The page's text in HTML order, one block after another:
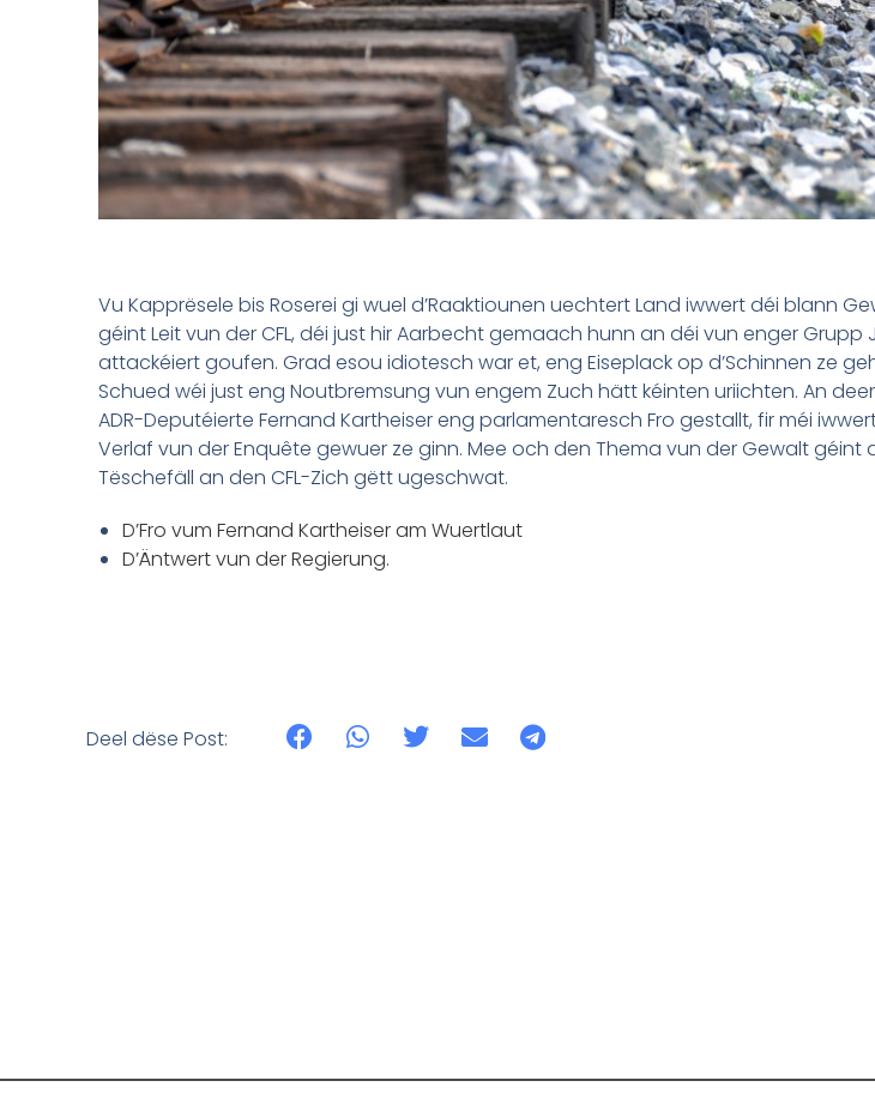
Vu Kapprësele bis Roserei gi wuel d’Raaktiounen uechtert Land iwwert déi blann
géint Leit vun der CFL, déi just hir Aarbecht gemaach hunn an déi vun enger
attackéiert goufen. Grad esou idiotesch war et, eng Eiseplack op d’Schinnen ze
Schued wéi just eng Noutbremsung vun engem Zuch hätt kéinten uriichten. An
ADR-Deputéierte Fernand Kartheiser eng parlamentaresch Fro gestallt, fir méi
Verlaf vun der Enquête gewuer ze ginn. Mee och den Thema vun der Gewalt géint
Tëschefäll an den CFL-Zich gëtt ugeschwat.
D’Fro vum Fernand Kartheiser am Wuertlaut
D’Äntwert vun der Regierung.
Deel dëse Post: